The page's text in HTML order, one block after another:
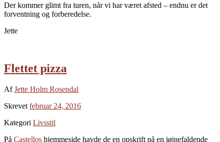
Der kommer glimt fra turen, når vi har været afsted – endnu er det
forventning og forberedelse.
Jette
Flettet pizza
AfJette Holm Rosendal
Skrevet februar 24, 2016
Kategori Livsstil
På Castellos hjemmeside havde de en opskrift på en iøjnefaldende